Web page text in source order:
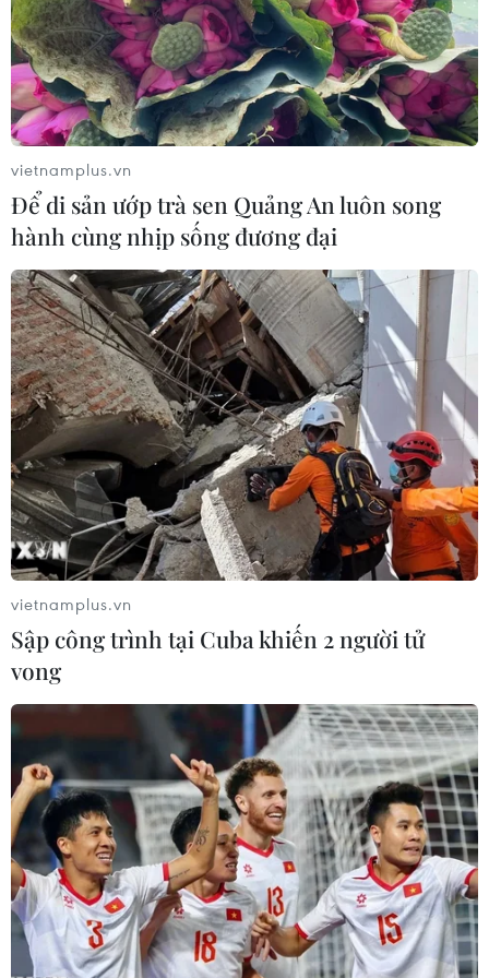
08/05/2024 06:37
70 năm Chiến thắng Điện Biên Phủ:
"Hồi chuông cáo chung chủ nghĩa
thực dân cũ"
08/05/2024 04:41
Kỷ niệm trọng thể 70 năm Chiến
thắng Điện Biên Phủ tại Liên bang
Nga
08/05/2024 00:49
Truyền thông Uruguay đưa tin đậm
nét về chiến thắng Điện Biên Phủ
07/05/2024 22:56
Hơn 422.000 tác phẩm dự thi vẽ
tranh kỷ niệm 70 năm chiến thắng
Điện Biên Phủ
07/05/2024 14:45
Toàn cảnh lễ diễu binh,
diễu hành Kỷ niệm 70 năm Chiến
thắng Điện Biên Phủ
07/05/2024 12:34
Đài phát thanh quốc gia Argentina ca
ngợi 70 năm Chiến thắng Điện Biên
Phủ
07/05/2024 12:19
vietnamplus.vn
Để di sản ướp trà sen Quảng An luôn song
hành cùng nhịp sống đương đại
vietnamplus.vn
Sập công trình tại Cuba khiến 2 người tử
vong